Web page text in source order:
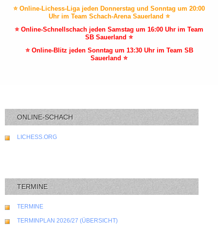
⭐ Online-Lichess-Liga jeden Donnerstag und Sonntag um 20:00
Uhr im Team Schach-Arena Sauerland ⭐
⭐ Online-Schnellschach jeden Samstag um 16:00 Uhr im Team
SB Sauerland ⭐
⭐ Online-Blitz jeden Sonntag um 13:30 Uhr im Team SB
Sauerland ⭐
ONLINE-SCHACH
LICHESS.ORG
TERMINE
TERMINE
TERMINPLAN 2026/27 (ÜBERSICHT)